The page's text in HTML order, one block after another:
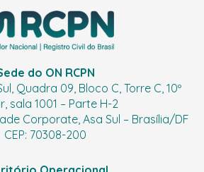
do ON RCPN
Quadra 09, Bloco C, Torre C, 10º
sala 1001 – Parte H-2
Corporate, Asa Sul – Brasília/DF
CEP: 70308-200